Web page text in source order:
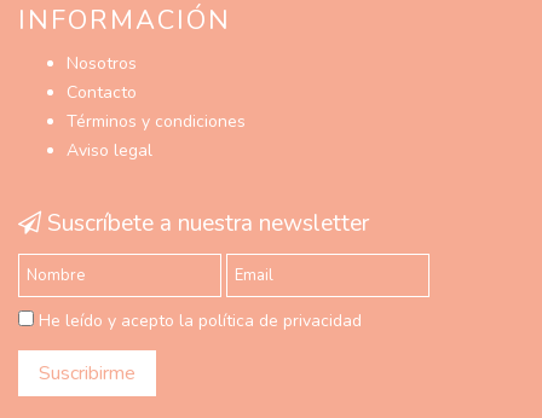
INFORMACIÓN
Nosotros
Contacto
Términos y condiciones
Aviso legal
Suscríbete a nuestra newsletter
He leído y acepto la política de privacidad